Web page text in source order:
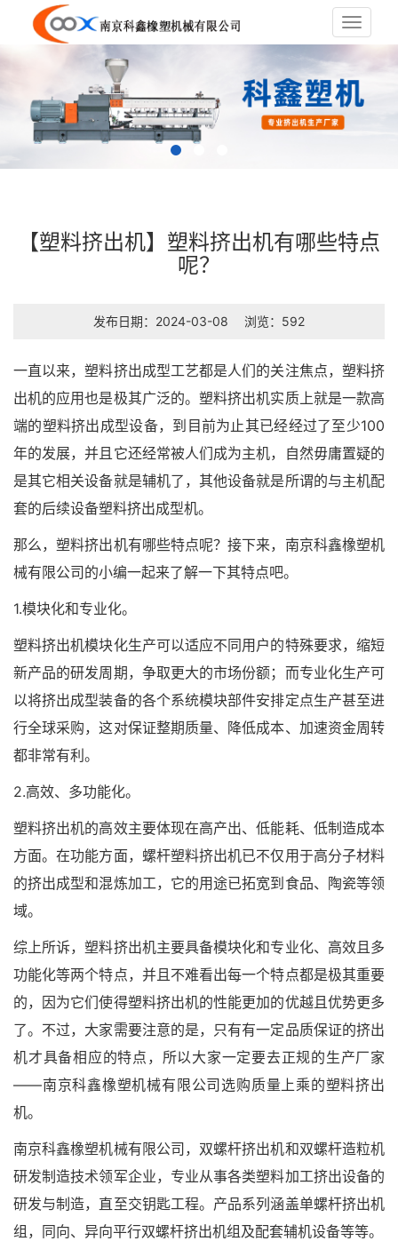
Toggle
【塑料挤出机】塑料挤出机有哪些特点
呢？
发布日期：2024-03-08 浏览：592
一直以来，塑料挤出成型工艺都是人们的关注焦点，塑料挤
出机的应用也是极其广泛的。塑料挤出机实质上就是一款高
端的塑料挤出成型设备，到目前为止其已经经过了至少100
年的发展，并且它还经常被人们成为主机，自然毋庸置疑的
是其它相关设备就是辅机了，其他设备就是所谓的与主机配
套的后续设备塑料挤出成型机。
那么，塑料挤出机有哪些特点呢？接下来，南京科鑫橡塑机
械有限公司的小编一起来了解一下其特点吧。
1.模块化和专业化。
塑料挤出机模块化生产可以适应不同用户的特殊要求，缩短
新产品的研发周期，争取更大的市场份额；而专业化生产可
以将挤出成型装备的各个系统模块部件安排定点生产甚至进
行全球采购，这对保证整期质量、降低成本、加速资金周转
都非常有利。
2.高效、多功能化。
塑料挤出机的高效主要体现在高产出、低能耗、低制造成本
方面。在功能方面，螺杆塑料挤出机已不仅用于高分子材料
的挤出成型和混炼加工，它的用途已拓宽到食品、陶瓷等领
域。
综上所诉，塑料挤出机主要具备模块化和专业化、高效且多
功能化等两个特点，并且不难看出每一个特点都是极其重要
的，因为它们使得塑料挤出机的性能更加的优越且优势更多
了。不过，大家需要注意的是，只有有一定品质保证的挤出
机才具备相应的特点，所以大家一定要去正规的生产厂家
——南京科鑫橡塑机械有限公司选购质量上乘的塑料挤出
机。
南京科鑫橡塑机械有限公司，双螺杆挤出机和双螺杆造粒机
研发制造技术领军企业，专业从事各类塑料加工挤出设备的
研发与制造，直至交钥匙工程。产品系列涵盖单螺杆挤出机
组，同向、异向平行双螺杆挤出机组及配套辅机设备等等。